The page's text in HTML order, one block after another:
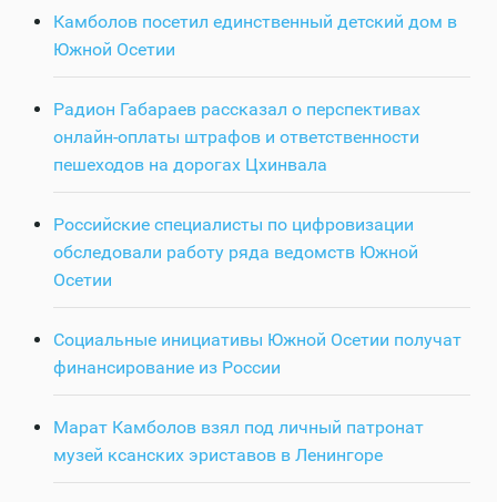
Камболов посетил единственный детский дом в
Южной Осетии
Радион Габараев рассказал о перспективах
онлайн-оплаты штрафов и ответственности
пешеходов на дорогах Цхинвала
Российские специалисты по цифровизации
обследовали работу ряда ведомств Южной
Осетии
Социальные инициативы Южной Осетии получат
финансирование из России
Марат Камболов взял под личный патронат
музей ксанских эриставов в Ленингоре